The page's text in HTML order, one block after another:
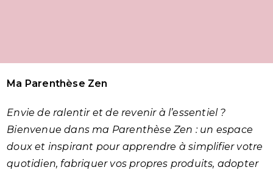
Ma Parenthèse Zen
Envie de ralentir et de revenir à l’essentiel ?
Bienvenue dans ma Parenthèse Zen : un espace
doux et inspirant pour apprendre à simplifier votre
quotidien, fabriquer vos propres produits, adopter